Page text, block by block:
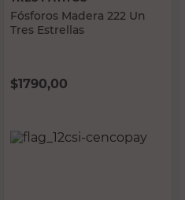
Fósforos Madera 222 Un
Tres Estrellas
$1790,00